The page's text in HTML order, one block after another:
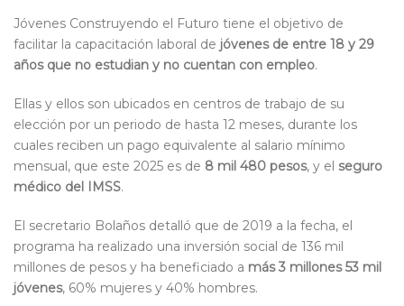
Jóvenes Construyendo el Futuro tiene el objetivo de
facilitar la capacitación laboral de jóvenes de entre 18 y 29
años que no estudian y no cuentan con empleo.
Ellas y ellos son ubicados en centros de trabajo de su
elección por un periodo de hasta 12 meses, durante los
cuales reciben un pago equivalente al salario mínimo
mensual, que este 2025 es de 8 mil 480 pesos, y el seguro
médico del IMSS.
El secretario Bolaños detalló que de 2019 a la fecha, el
programa ha realizado una inversión social de 136 mil
millones de pesos y ha beneficiado a más 3 millones 53 mil
jóvenes, 60% mujeres y 40% hombres.